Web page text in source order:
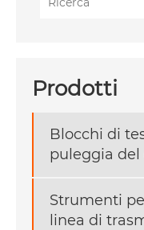
Prodotti
Blocchi di
puleggia
Strumenti
linea di